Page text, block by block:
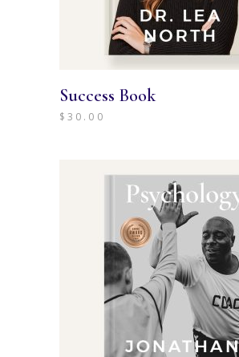
Success Book
$30.00